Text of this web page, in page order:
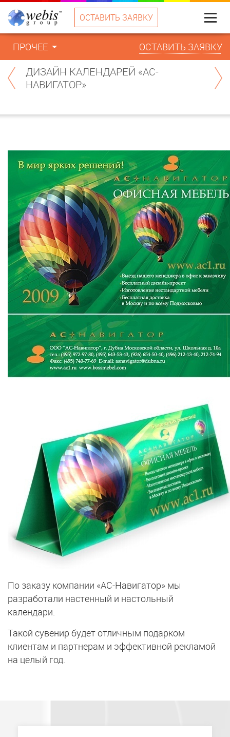
ОСТАВИТЬ ЗАЯВКУ Меню
ПРОЧЕЕ ОСТАВИТЬ ЗАЯВКУ
ДИЗАЙН КАЛЕНДАРЕЙ «АС-
НАВИГАТОР»
По заказу компании «АС-Навигатор» мы
разработали настенный и настольный
календари.
Такой сувенир будет отличным подарком
клиентам и партнерам и эффективной рекламой
на целый год.